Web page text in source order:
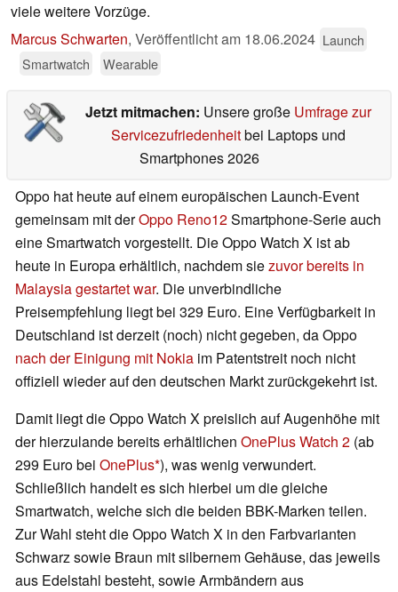
viele weitere Vorzüge.
Marcus Schwarten, Veröffentlicht am 18.06.2024 Launch
Smartwatch
Wearable
Jetzt mitmachen: Unsere große Umfrage zur
Servicezufriedenheitbei Laptops und
Smartphones 2026
Oppo hat heute auf einem europäischen Launch-Event
gemeinsam mit derOppo Reno12Smartphone-Serie auch
eine Smartwatch vorgestellt. Die Oppo Watch X ist ab
heute in Europa erhältlich, nachdem siezuvor bereits in
Malaysia gestartet war. Die unverbindliche
Preisempfehlung liegt bei 329 Euro. Eine Verfügbarkeit in
Deutschland ist derzeit (noch) nicht gegeben, da Oppo
nach der Einigung mit Nokia im Patentstreit noch nicht
offiziell wieder auf den deutschen Markt zurückgekehrt ist.
Damit liegt die Oppo Watch X preislich auf Augenhöhe mit
der hierzulande bereits erhältlichen OnePlus Watch 2 (ab
299 Euro bei OnePlus ), was wenig verwundert.
Schließlich handelt es sich hierbei um die gleiche
Smartwatch, welche sich die beiden BBK-Marken teilen.
Zur Wahl steht die Oppo Watch X in den Farbvarianten
Schwarz sowie Braun mit silbernem Gehäuse, das jeweils
aus Edelstahl besteht, sowie Armbändern aus